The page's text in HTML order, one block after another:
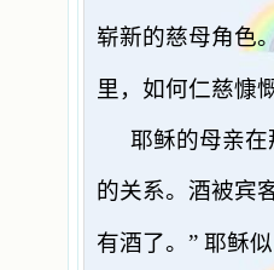
崭新的慈母角色
里，如何仁慈慷
耶稣的母亲
的关系。酒被宾
有酒了。” 耶稣